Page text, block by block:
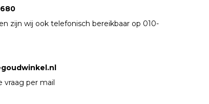
zijn wij ook telefonisch bereikbaar op 010-
vraag per mail